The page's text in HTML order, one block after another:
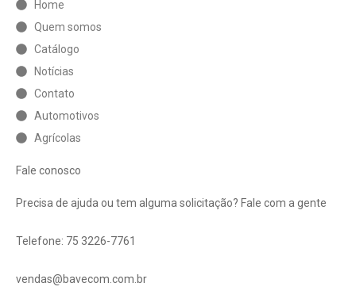
Home
Quem somos
Catálogo
Notícias
Contato
Automotivos
Agrícolas
Fale conosco
Precisa de ajuda ou tem alguma solicitação? Fale com a gente
Telefone: 75 3226-7761
vendas@bavecom.com.br